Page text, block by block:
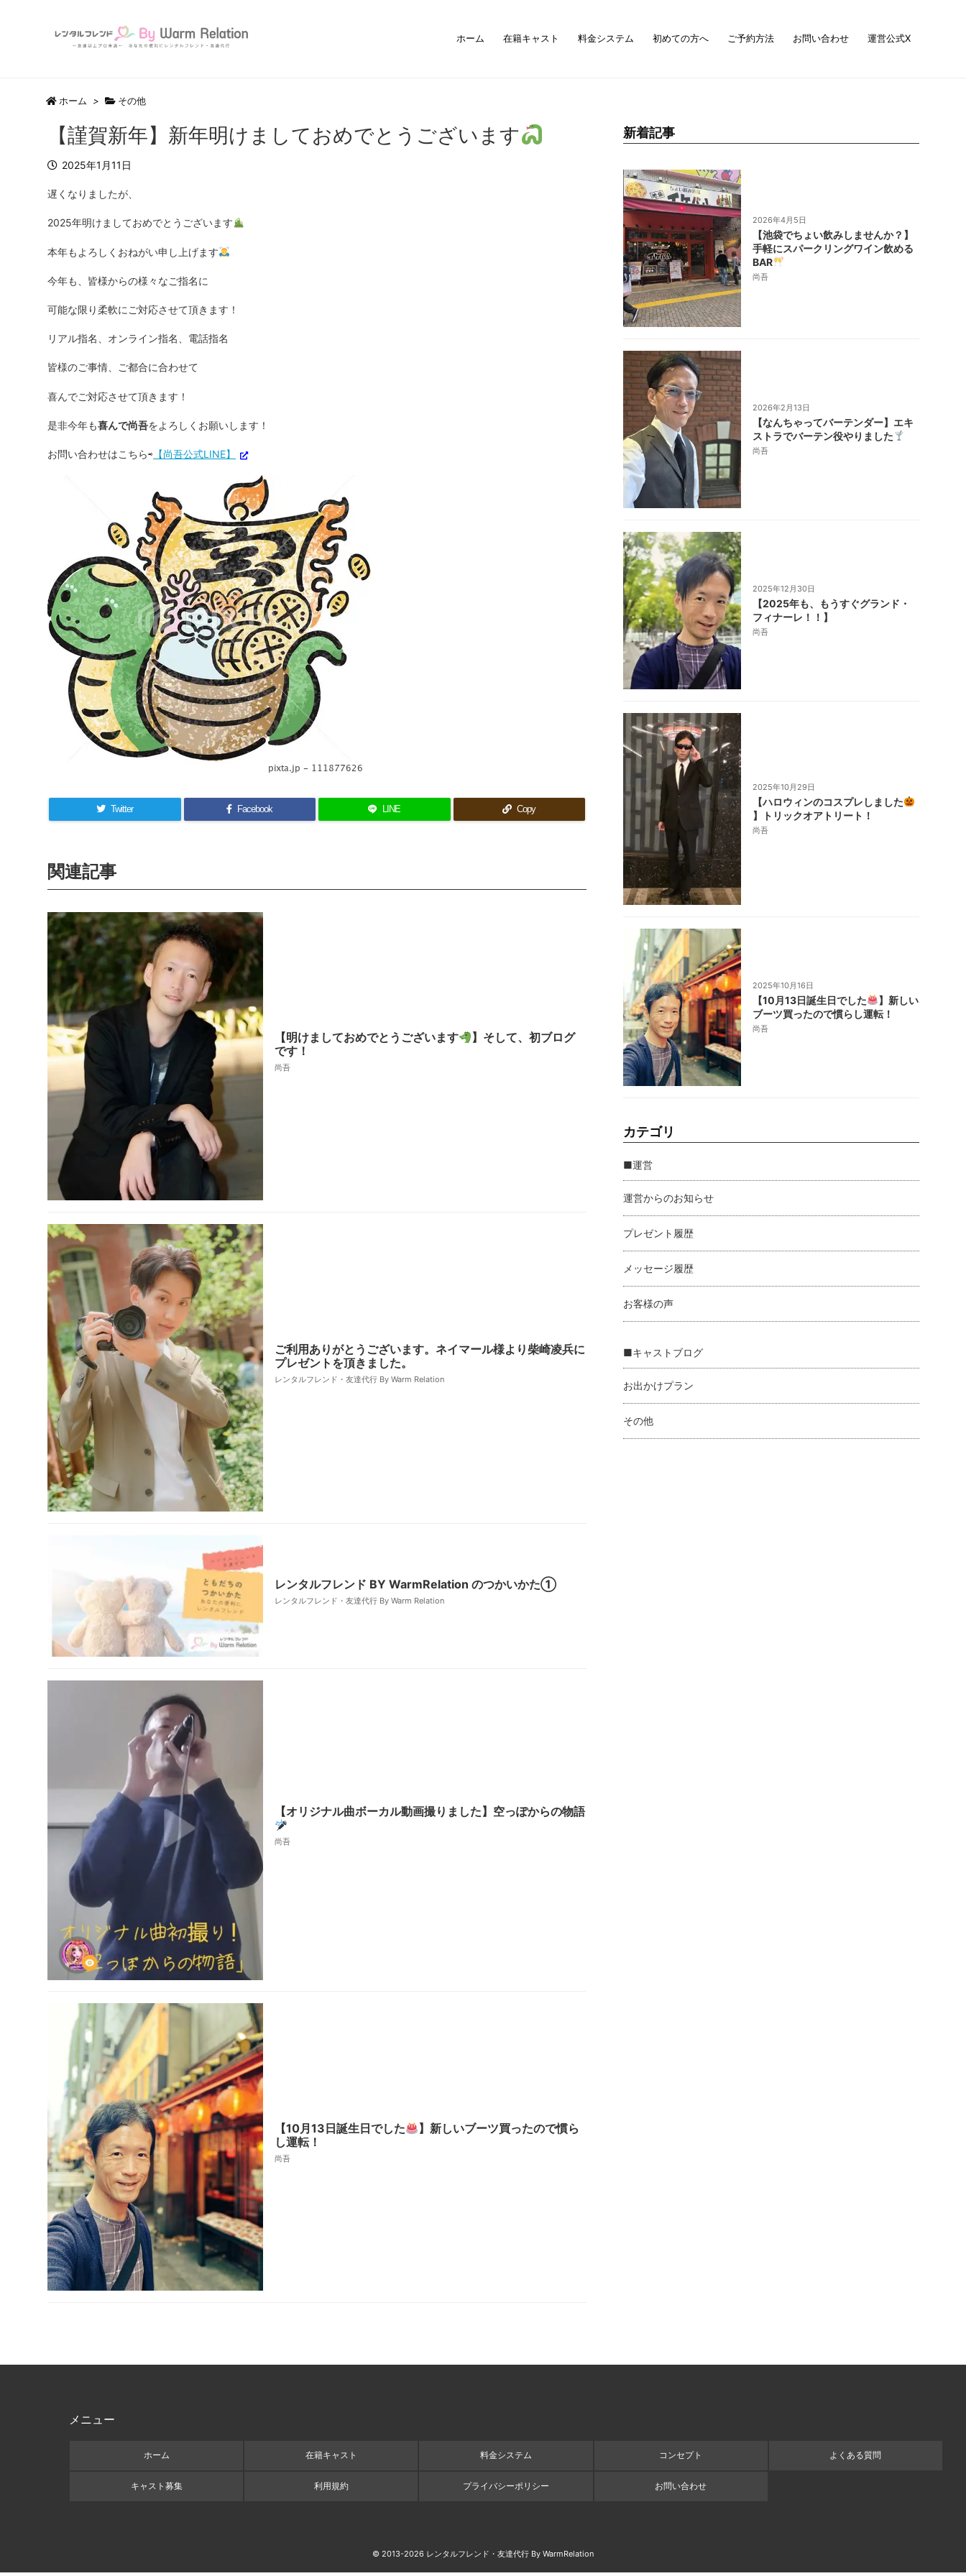
ホーム 在籍キャスト 料金システム 初めての方へ ご予約方法 お問い合わせ 運営公式X
ホーム > その他
【謹賀新年】新年明けましておめでとうございます
2025年1月11日
遅くなりましたが、
2025年明けましておめでとうございます
本年もよろしくおねがい申し上げます
今年も、皆様からの様々なご指名に
可能な限り柔軟にご対応させて頂きます！
リアル指名、オンライン指名、電話指名
皆様のご事情、ご都合に合わせて
喜んでご対応させて頂きます！
是非今年も喜んで尚吾をよろしくお願いします！
お問い合わせはこちら⇨ 【尚吾公式LINE】
Twitter Facebook LINE Copy
関連記事
【明けましておめでとうございます
】そして、初ブログ
です！
尚吾
ご利用ありがとうございます。ネイマール様より柴崎凌兵に
プレゼントを頂きました。
レンタルフレンド・友達代行 By Warm Relation
レンタルフレンド BY WarmRelation のつかいかた①
レンタルフレンド・友達代行 By Warm Relation
【オリジナル曲ボーカル動画撮りました】空っぽからの物語
尚吾
【10月13日誕生日でした
】新しいブーツ買ったので慣ら
し運転！
尚吾
新着記事
2026年4月5日
【池袋でちょい飲みしませんか？】
手軽にスパークリングワイン飲める
BAR
尚吾
2026年2月13日
【なんちゃってバーテンダー】エキ
ストラでバーテン役やりました
尚吾
2025年12月30日
【2025年も、もうすぐグランド・
フィナーレ！！】
尚吾
2025年10月29日
【ハロウィンのコスプレしました
】トリックオアトリート！
尚吾
2025年10月16日
【10月13日誕生日でした
】新しい
ブーツ買ったので慣らし運転！
尚吾
カテゴリ
■運営
運営からのお知らせ
プレゼント履歴
メッセージ履歴
お客様の声
■キャストブログ
お出かけプラン
その他
メニュー
ホーム 在籍キャスト 料金システム コンセプト よくある質問
キャスト募集 利用規約 プライバシーポリシー お問い合わせ
© 2013-2026 レンタルフレンド・友達代行 By WarmRelation